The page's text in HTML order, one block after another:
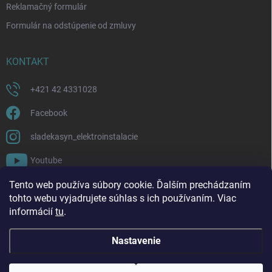
Tento web používa súbory cookie. Ďalším prechádzaním
tohto webu vyjadrujete súhlas s ich používaním. Viac
informácií tu.
Nastavenie
Reklamačný formulár
Formulár na odstúpenie od zmluvy
KONTAKT
+421 42 4331028
Facebook
sladekasyn_elektroinstalacie
Youtube
FACEBOOK
Copyright 2026Sládek a syn | Elektroinštalácie a materiál. Všetky práva